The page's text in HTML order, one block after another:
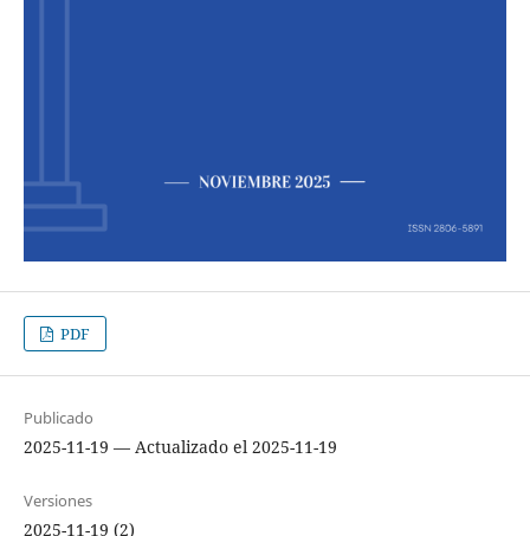
PDF
Publicado
2025-11-19 — Actualizado el 2025-11-19
Versiones
2025-11-19 (2)